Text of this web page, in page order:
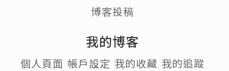
博客投稿
我的博客
個人頁面 帳戶設定 我的收藏 我的追蹤